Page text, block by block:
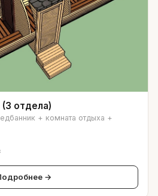
отдела)
+ комната отдыха +
→